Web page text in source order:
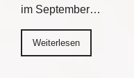
im September…
Weiterlesen